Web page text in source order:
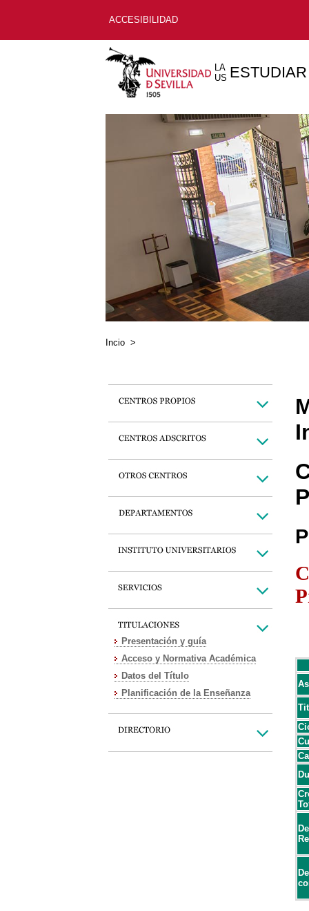
ACCESIBILIDAD
LA
US ESTUDIAR
Incio >
Presentación y guía
Acceso y Normativa Académica
Datos del Título
Planificación de la Enseñanza